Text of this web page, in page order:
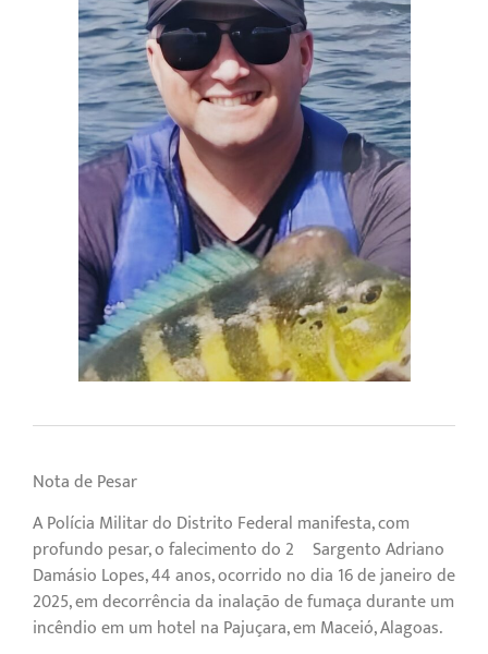
Nota de Pesar
A Polícia Militar do Distrito Federal manifesta, com
profundo pesar, o falecimento do 2º Sargento Adriano
Damásio Lopes, 44 anos, ocorrido no dia 16 de janeiro de
2025, em decorrência da inalação de fumaça durante um
incêndio em um hotel na Pajuçara, em Maceió, Alagoas.